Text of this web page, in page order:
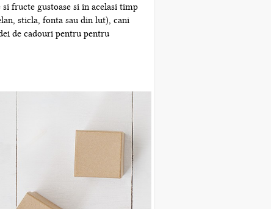
fructe gustoase si in acelasi timp
sticla, fonta sau din lut), cani
de cadouri pentru pentru